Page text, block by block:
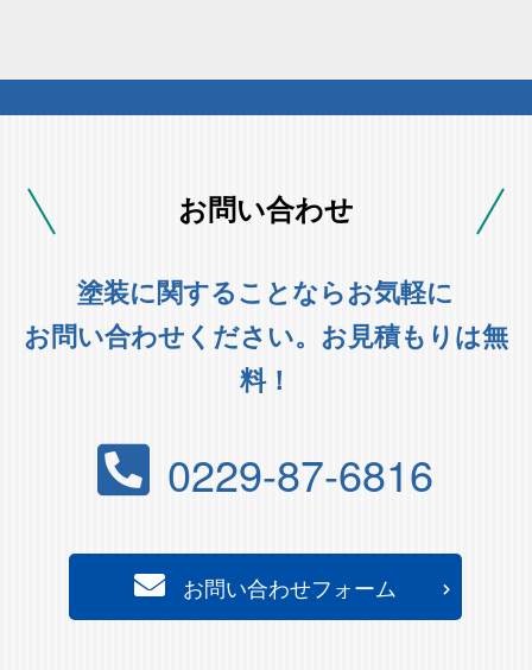
お問い合わせ
塗装に関することならお気軽に
お問い合わせください。お見積もりは無
料！
0229-87-6816
お問い合わせフォーム